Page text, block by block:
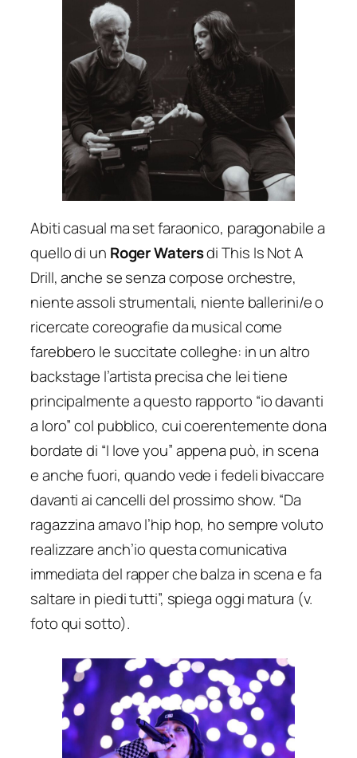
Abiti casual ma set faraonico, paragonabile a
quello di un Roger WatersdiThis Is Not A
Drill, anche se senza corpose orchestre,
niente assoli strumentali, niente ballerini/e o
ricercate coreografie da musical come
farebbero le succitate colleghe: in un altro
backstage l’artista precisa che lei tiene
principalmente a questo rapporto “io davanti
a loro” col pubblico, cui coerentemente dona
bordate di “I love you” appena può, in scena
e anche fuori, quando vede i fedeli bivaccare
davanti ai cancelli del prossimo show. “Da
ragazzina amavo l’hip hop, ho sempre voluto
realizzare anch’io questa comunicativa
immediata del rapper che balza in scena e fa
saltare in piedi tutti”, spiega oggi matura (v.
foto qui sotto).